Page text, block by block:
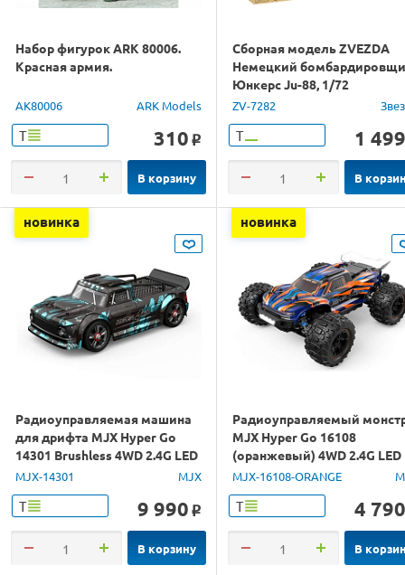
Набор фигурок ARK 80006.
Красная армия.
AK80006 ARK Models
Т 310 o
В корзину
Сборная модель ZVEZDA
Немецкий
Юнкерс Ju-88, 1/72
ZV-7282
Т 1 499
В
новинка
Радиоуправляемая машина
для дрифта MJX Hyper Go
14301 Brushless 4WD 2.4G LED
1/14 RTR
MJX-14301 MJX
Т 9 990 o
В корзину
новинка
Радиоуправляемый
MJX Hyper Go 16108
(оранжевый) 4WD 2.4G LED
1/16 RTR
MJX-16108-ORANGE
Т 4 790
В